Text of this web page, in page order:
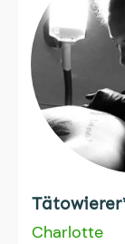
Charlotte